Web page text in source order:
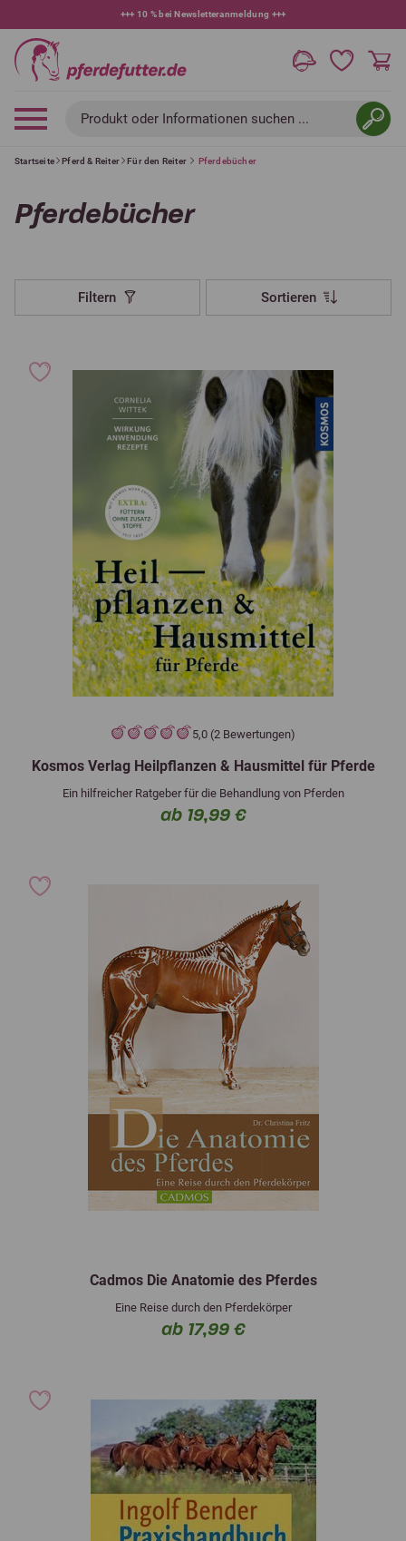
+++ 10 % bei Newsletteranmeldung +++
Produkt oder Informationen suchen ...
Startseite Pferd & Reiter Für den Reiter Pferdebücher
Pferdebücher
Filtern Sortieren
5,0 (2 Bewertungen)
Kosmos Verlag Heilpflanzen & Hausmittel für Pferde
Ein hilfreicher Ratgeber für die Behandlung von Pferden
ab 19,99 €
Cadmos Die Anatomie des Pferdes
Eine Reise durch den Pferdekörper
ab 17,99 €